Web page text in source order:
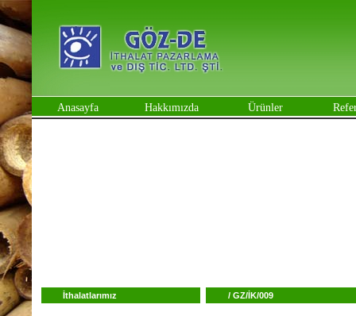
Anasayfa Hakkımızda Ürünler
İthalatlarımız / GZ/İK/009